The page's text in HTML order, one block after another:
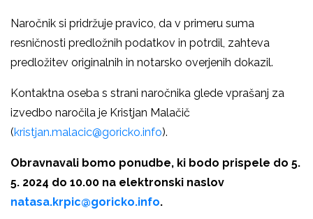
Naročnik si pridržuje pravico, da v primeru suma
resničnosti predložnih podatkov in potrdil, zahteva
predložitev originalnih in notarsko overjenih dokazil.
Kontaktna oseba s strani naročnika glede vprašanj za
izvedbo naročila je Kristjan Malačič
(kristjan.malacic@goricko.info).
Obravnavali bomo ponudbe, ki bodo prispele do 5.
5. 2024 do 10.00 na elektronski naslov
natasa.krpic@goricko.info.